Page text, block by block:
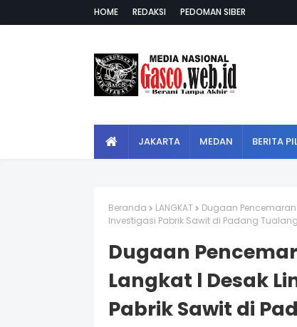
HOME REDAKSI PEDOMAN SIBER
JAKARTA MEDAN BERITA
Beranda LANGKAT
Dugaan
Investigasi Pabrik Sawit di Padang Tualang
Dugaan
Langkat l Desak
Pabrik Sawit di